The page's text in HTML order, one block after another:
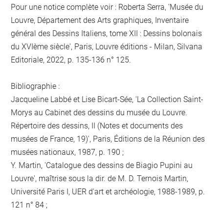
Pour une notice complète voir : Roberta Serra, 'Musée du
Louvre, Département des Arts graphiques, Inventaire
général des Dessins Italiens, tome XII : Dessins bolonais
du XVIème siècle', Paris, Louvre éditions - Milan, Silvana
Editoriale, 2022, p. 135-136 n° 125.
Bibliographie :
Jacqueline Labbé et Lise Bicart-Sée, 'La Collection Saint-
Morys au Cabinet des dessins du musée du Louvre.
Répertoire des dessins, II (Notes et documents des
musées de France, 19)', Paris, Éditions de la Réunion des
musées nationaux, 1987, p. 190 ;
Y. Martin, 'Catalogue des dessins de Biagio Pupini au
Louvre', maîtrise sous la dir. de M. D. Ternois Martin,
Université Paris I, UER d'art et archéologie, 1988-1989, p.
121 n° 84 ;